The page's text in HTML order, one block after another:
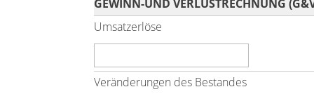
GEWINN-UND VERLUSTRECHNUNG
Umsatzerlöse
Veränderungen des Bestandes